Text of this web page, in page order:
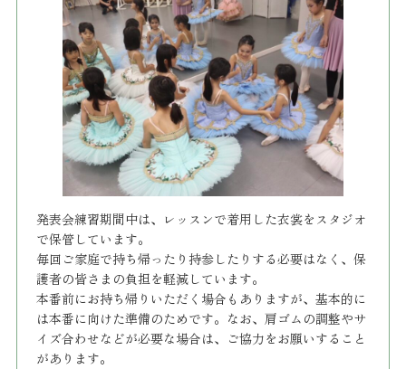
発表会練習期間中は、レッスンで着用した衣裳をスタジオ
で保管しています。
毎回ご家庭で持ち帰ったり持参したりする必要はなく、保
護者の皆さまの負担を軽減しています。
本番前にお持ち帰りいただく場合もありますが、基本的に
は本番に向けた準備のためです。なお、肩ゴムの調整やサ
イズ合わせなどが必要な場合は、ご協力をお願いすること
があります。